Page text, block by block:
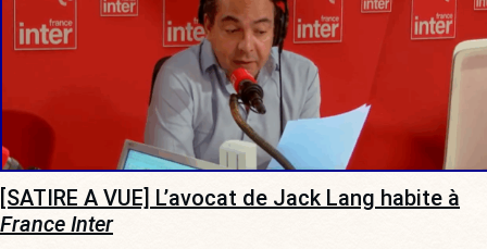
[SATIRE A VUE] L’avocat de Jack Lang habite à
France Inter